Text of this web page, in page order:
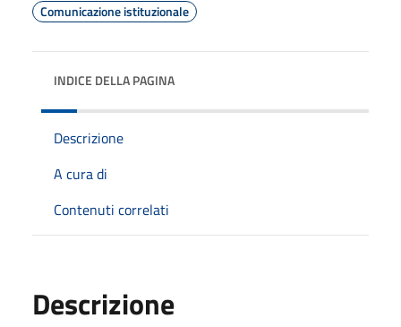
Comunicazione istituzionale
INDICE DELLA PAGINA
Descrizione
A cura di
Contenuti correlati
Descrizione